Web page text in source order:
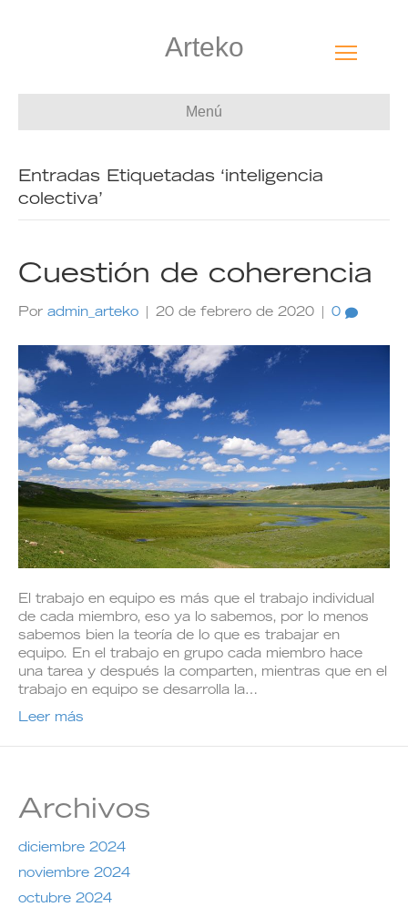
Arteko
Menú
Entradas Etiquetadas ‘inteligencia
colectiva’
Cuestión de coherencia
Por admin_arteko 20 de febrero de 2020 0
El trabajo en equipo es más que el trabajo individual
de cada miembro, eso ya lo sabemos, por lo menos
sabemos bien la teoría de lo que es trabajar en
equipo. En el trabajo en grupo cada miembro hace
una tarea y después la comparten, mientras que en el
trabajo en equipo se desarrolla la…
Leer más
Archivos
diciembre 2024
noviembre 2024
octubre 2024